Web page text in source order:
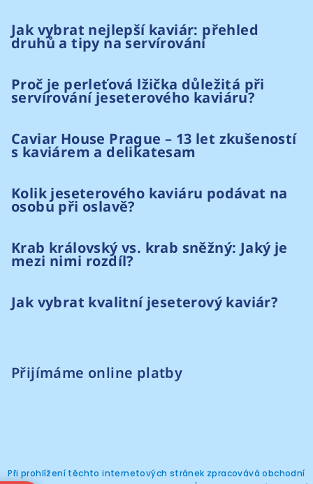
Při prohlížení těchto internetových stránek zpracovává obchodní
Jak vybrat nejlepší kaviár: přehled
druhů a tipy na servírování
Proč je perleťová lžička důležitá při
servírování jeseterového kaviáru?
Caviar House Prague – 13 let zkušeností
s kaviárem a delikatesam
Kolik jeseterového kaviáru podávat na
osobu při oslavě?
Krab královský vs. krab sněžný: Jaký je
mezi nimi rozdíl?
Jak vybrat kvalitní jeseterový kaviár?
Přijímáme online platby